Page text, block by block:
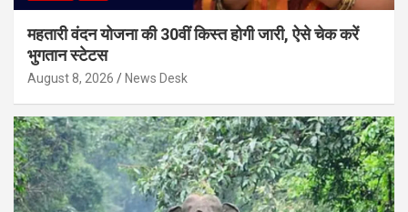
महतारी वंदन योजना की 30वीं किस्त होगी जारी, ऐसे चेक करें
भुगतान स्टेटस
August 8, 2026 News Desk